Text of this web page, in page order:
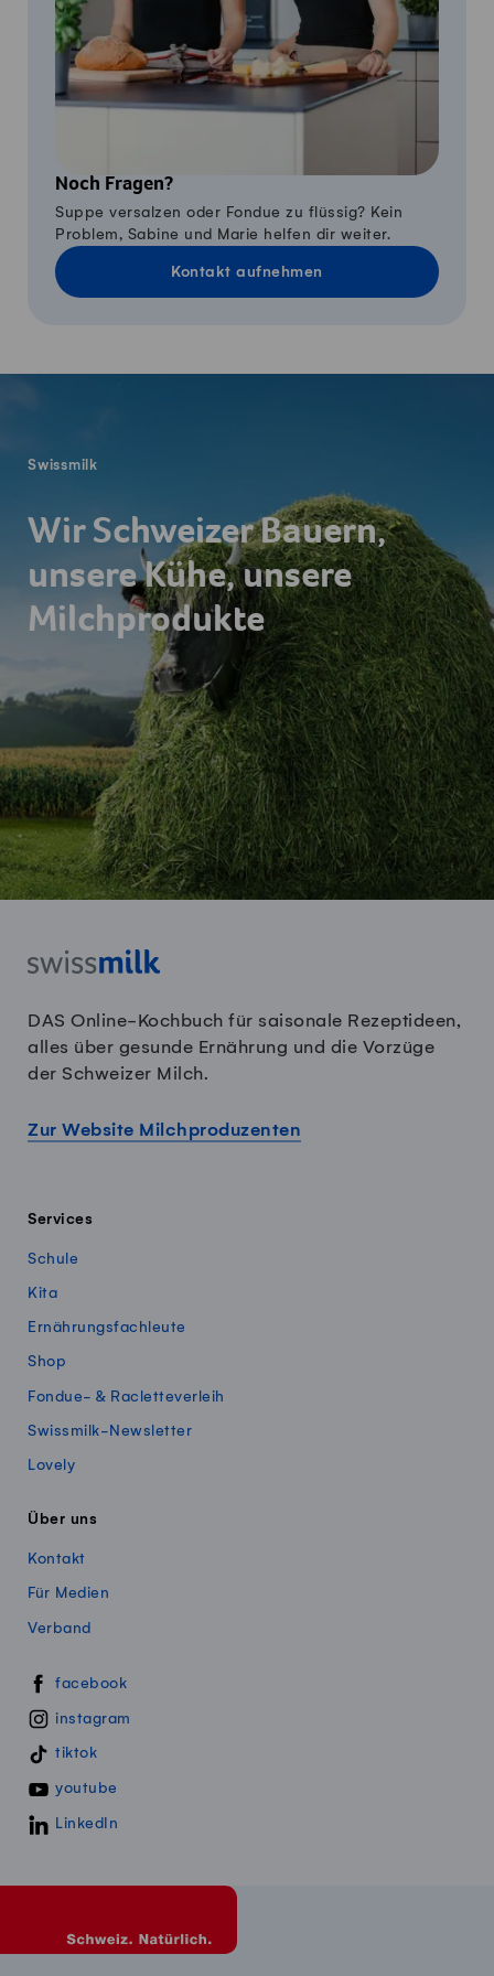
Noch Fragen?
Suppe versalzen oder Fondue zu flüssig? Kein
Problem, Sabine und Marie helfen dir weiter.
Kontakt aufnehmen
Swissmilk
Wir Schweizer Bauern,
unsere Kühe, unsere
Milchprodukte
DAS Online-Kochbuch für saisonale Rezeptideen,
alles über gesunde Ernährung und die Vorzüge
der Schweizer Milch.
Zur Website Milchproduzenten
Services
Schule
Kita
Ernährungsfachleute
Shop
Fondue- & Racletteverleih
Swissmilk-Newsletter
Lovely
Über uns
Kontakt
Für Medien
Verband
Swissmillk auf Social Media
facebook
instagram
tiktok
youtube
LinkedIn